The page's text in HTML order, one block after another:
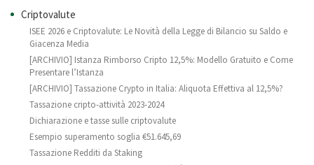
Criptovalute
ISEE 2026 e Criptovalute: Le Novità della Legge di Bilancio su Saldo e
Giacenza Media
[ARCHIVIO] Istanza Rimborso Cripto 12,5%: Modello Gratuito e Come
Presentare l’Istanza
[ARCHIVIO] Tassazione Crypto in Italia: Aliquota Effettiva al 12,5%?
Tassazione cripto-attività 2023-2024
Dichiarazione e tasse sulle criptovalute
Esempio superamento soglia €51.645,69
Tassazione Redditi da Staking